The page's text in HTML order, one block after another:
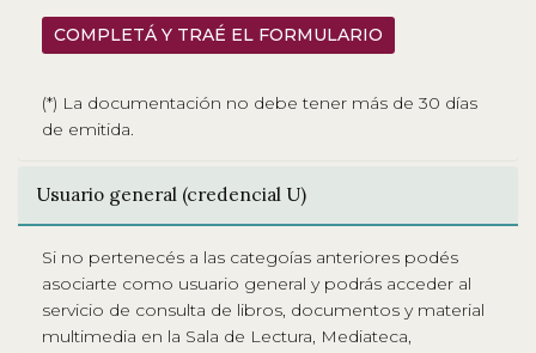
COMPLETÁ Y TRAÉ EL FORMULARIO
(*) La documentación no debe tener más de 30 días
de emitida.
Usuario general (credencial U)
Si no pertenecés a las categoías anteriores podés
asociarte como usuario general y podrás acceder al
servicio de consulta de libros, documentos y material
multimedia en la Sala de Lectura, Mediateca,